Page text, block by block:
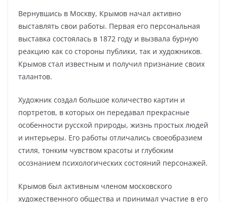
Вернувшись в Москву, Крымов начал активно
выставлять свои работы. Первая его персональная
выставка состоялась в 1872 году и вызвала бурную
реакцию как со стороны публики, так и художников.
Крымов стал известным и получил признание своих
талантов.
Художник создал большое количество картин и
портретов, в которых он передавал прекрасные
особенности русской природы, жизнь простых людей
и интерьеры. Его работы отличались своеобразием
стиля, тонким чувством красоты и глубоким
осознанием психологических состояний персонажей.
Крымов был активным членом московского
художественного общества и принимал участие в его